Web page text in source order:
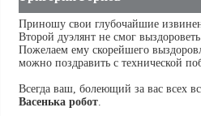
Приношу свои глубочайшие
Второй дуэлянт не смог
Пожелаем ему скорейшего
можно поздравить с технической
Всегда ваш, болеющий за вас всех
Васенька робот.